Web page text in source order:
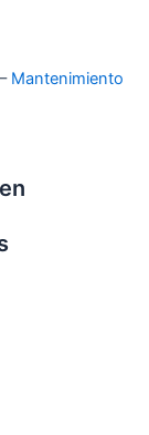
Mantenimiento